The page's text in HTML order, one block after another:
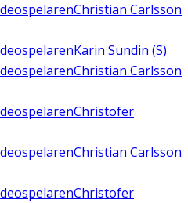
Christian Carlsson
Karin Sundin (S)
Christian Carlsson
Christofer
Christian Carlsson
Christofer